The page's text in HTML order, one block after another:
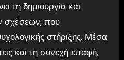
τη δημιουργία και
σχέσεων, που
στήριξης. Μέσα
και τη συνεχή επαφή,